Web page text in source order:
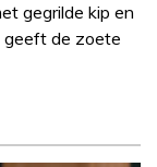
gegrilde kip en
geeft de zoete